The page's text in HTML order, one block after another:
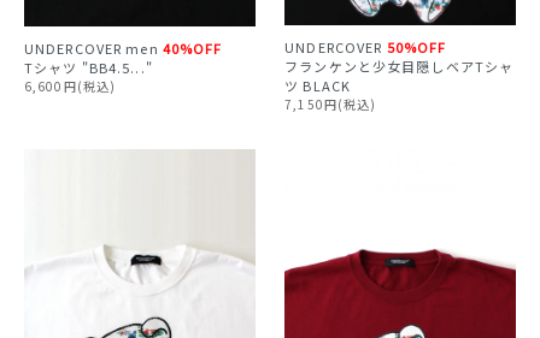
UNDERCOVER men 40%OFF
Tシャツ "BB4.5..."
6,600円(税込)
UNDERCOVER 50%OFF
フランケンと少女目隠しベアTシャ
ツ BLACK
7,150円(税込)